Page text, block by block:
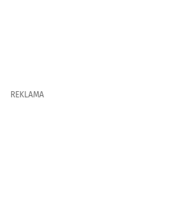
REKLAMA